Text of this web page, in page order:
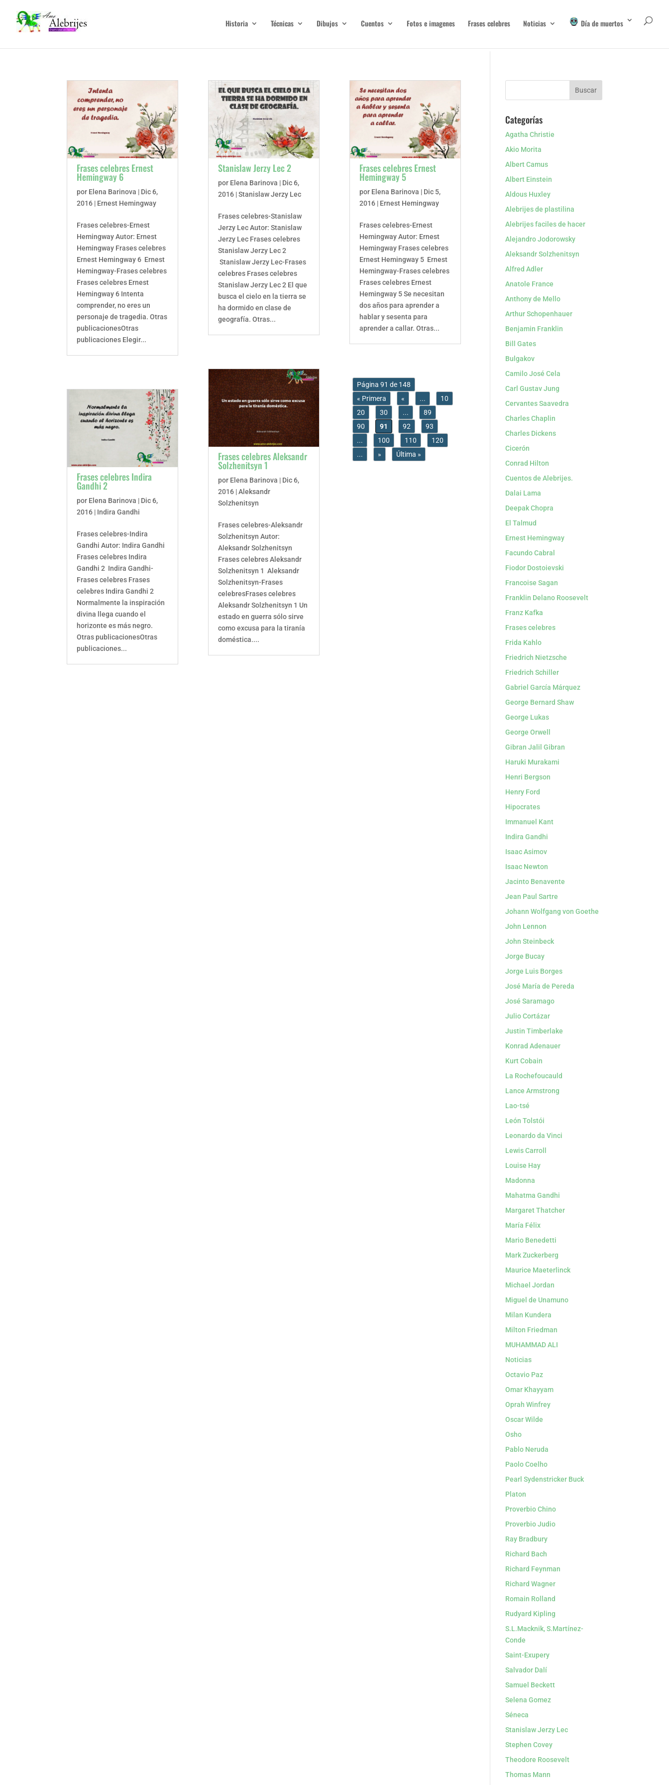
Historia Técnicas Dibujos Cuentos Fotos e imagenes Frases celebres Noticias Día de muertos
Frases celebres Ernest
Hemingway 6
por Elena Barinova | Dic 6,
2016 | Ernest Hemingway
Frases celebres-Ernest
Hemingway Autor: Ernest
Hemingway Frases celebres
Ernest Hemingway 6 Ernest
Hemingway-Frases celebres
Frases celebres Ernest
Hemingway 6 Intenta
comprender, no eres un
personaje de tragedia. Otras
publicacionesOtras
publicaciones Elegir...
Frases celebres Indira
Gandhi 2
por Elena Barinova | Dic 6,
2016 | Indira Gandhi
Frases celebres-Indira
Gandhi Autor: Indira Gandhi
Frases celebres Indira
Gandhi 2 Indira Gandhi-
Frases celebres Frases
celebres Indira Gandhi 2
Normalmente la inspiración
divina llega cuando el
horizonte es más negro.
Otras publicacionesOtras
publicaciones...
Stanislaw Jerzy Lec 2
por Elena Barinova | Dic 6,
2016 |Stanislaw Jerzy Lec
Frases celebres-Stanislaw
Jerzy Lec Autor: Stanislaw
Jerzy Lec Frases celebres
Stanislaw Jerzy Lec 2
Stanislaw Jerzy Lec-Frases
celebres Frases celebres
Stanislaw Jerzy Lec 2 El que
busca el cielo en la tierra se
ha dormido en clase de
geografía. Otras...
Frases celebres Aleksandr
Solzhenitsyn 1
por Elena Barinova | Dic 6,
2016 |Aleksandr
Solzhenitsyn
Frases celebres-Aleksandr
Solzhenitsyn Autor:
Aleksandr Solzhenitsyn
Frases celebres Aleksandr
Solzhenitsyn 1 Aleksandr
Solzhenitsyn-Frases
celebresFrases celebres
Aleksandr Solzhenitsyn 1 Un
estado en guerra sólo sirve
como excusa para la tiranía
doméstica....
Frases celebres Ernest
Hemingway 5
por Elena Barinova | Dic 5,
2016 | Ernest Hemingway
Frases celebres-Ernest
Hemingway Autor: Ernest
Hemingway Frases celebres
Ernest Hemingway 5 Ernest
Hemingway-Frases celebres
Frases celebres Ernest
Hemingway 5 Se necesitan
dos años para aprender a
hablar y sesenta para
aprender a callar. Otras...
Página 91 de 148
« Primera
« ...
10
20
30 ...
89
90
91 92
93
...
100 110
120
...
» Última »
Categorías
Agatha Christie
Akio Morita
Albert Camus
Albert Einstein
Aldous Huxley
Alebrijes de plastilina
Alebrijes faciles de hacer
Alejandro Jodorowsky
Aleksandr Solzhenitsyn
Alfred Adler
Anatole France
Anthony de Mello
Arthur Schopenhauer
Benjamin Franklin
Bill Gates
Bulgakov
Camilo José Cela
Carl Gustav Jung
Cervantes Saavedra
Charles Chaplin
Charles Dickens
Cicerón
Conrad Hilton
Cuentos de Alebrijes.
Dalai Lama
Deepak Chopra
El Talmud
Ernest Hemingway
Facundo Cabral
Fiodor Dostoievski
Francoise Sagan
Franklin Delano Roosevelt
Franz Kafka
Frases celebres
Frida Kahlo
Friedrich Nietzsche
Friedrich Schiller
Gabriel García Márquez
George Bernard Shaw
George Lukas
George Orwell
Gibran Jalil Gibran
Haruki Murakami
Henri Bergson
Henry Ford
Hipocrates
Immanuel Kant
Indira Gandhi
Isaac Asimov
Isaac Newton
Jacinto Benavente
Jean Paul Sartre
Johann Wolfgang von Goethe
John Lennon
John Steinbeck
Jorge Bucay
Jorge Luis Borges
José María de Pereda
José Saramago
Julio Cortázar
Justin Timberlake
Konrad Adenauer
Kurt Cobain
La Rochefoucauld
Lance Armstrong
Lao-tsé
León Tolstói
Leonardo da Vinci
Lewis Carroll
Louise Hay
Madonna
Mahatma Gandhi
Margaret Thatcher
María Félix
Mario Benedetti
Mark Zuckerberg
Maurice Maeterlinck
Michael Jordan
Miguel de Unamuno
Milan Kundera
Milton Friedman
MUHAMMAD ALI
Noticias
Octavio Paz
Omar Khayyam
Oprah Winfrey
Oscar Wilde
Osho
Pablo Neruda
Paolo Coelho
Pearl Sydenstricker Buck
Platon
Proverbio Chino
Proverbio Judio
Ray Bradbury
Richard Bach
Richard Feynman
Richard Wagner
Romain Rolland
Rudyard Kipling
S.L.Macknik, S.Martínez-
Conde
Saint-Exupery
Salvador Dalí
Samuel Beckett
Selena Gomez
Séneca
Stanislaw Jerzy Lec
Stephen Covey
Theodore Roosevelt
Thomas Mann